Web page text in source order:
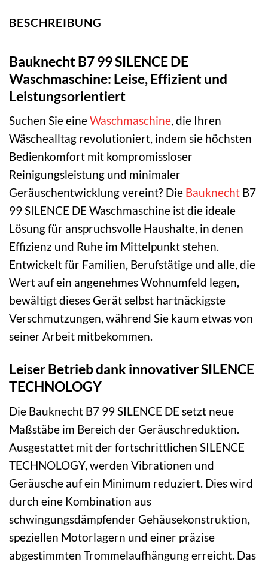
BESCHREIBUNG
Bauknecht B7 99 SILENCE DE
Waschmaschine: Leise, Effizient und
Leistungsorientiert
Suchen Sie eineWaschmaschine, die Ihren
Wäschealltag revolutioniert, indem sie höchsten
Bedienkomfort mit kompromissloser
Reinigungsleistung und minimaler
Geräuschentwicklung vereint? Die Bauknecht B7
99 SILENCE DE Waschmaschine ist die ideale
Lösung für anspruchsvolle Haushalte, in denen
Effizienz und Ruhe im Mittelpunkt stehen.
Entwickelt für Familien, Berufstätige und alle, die
Wert auf ein angenehmes Wohnumfeld legen,
bewältigt dieses Gerät selbst hartnäckigste
Verschmutzungen, während Sie kaum etwas von
seiner Arbeit mitbekommen.
Leiser Betrieb dank innovativer SILENCE
TECHNOLOGY
Die Bauknecht B7 99 SILENCE DE setzt neue
Maßstäbe im Bereich der Geräuschreduktion.
Ausgestattet mit der fortschrittlichen SILENCE
TECHNOLOGY, werden Vibrationen und
Geräusche auf ein Minimum reduziert. Dies wird
durch eine Kombination aus
schwingungsdämpfender Gehäusekonstruktion,
speziellen Motorlagern und einer präzise
abgestimmten Trommelaufhängung erreicht. Das